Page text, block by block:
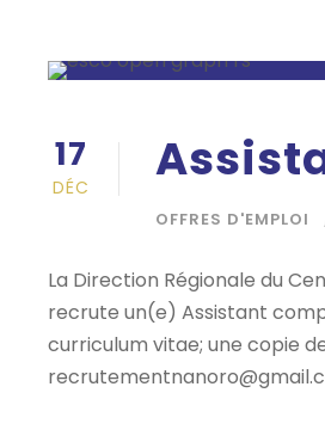
17
DÉC
OFFRES D'EMPLOI
La Direction Régionale du
recrute un(e) Assistant
curriculum vitae; une copie